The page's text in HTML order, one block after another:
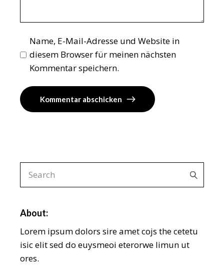
Name, E-Mail-Adresse und Website in
diesem Browser für meinen nächsten
Kommentar speichern.
Kommentar abschicken
Search
for:
About:
Lorem ipsum dolors sire amet cojs the cetetu
isic elit sed do euysmeoi eterorwe limun ut
ores.